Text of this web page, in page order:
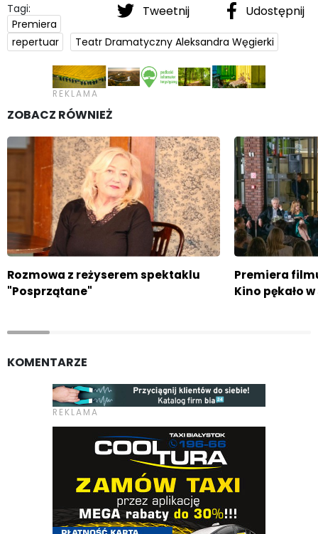
Tweetnij Udostępnij
Tagi:
Premiera
repertuar
Teatr Dramatyczny Aleksandra Węgierki
ZOBACZ RÓWNIEŻ
Rozmowa z reżyserem spektaklu
"Posprzątane"
Premiera
Kino pękało
KOMENTARZE